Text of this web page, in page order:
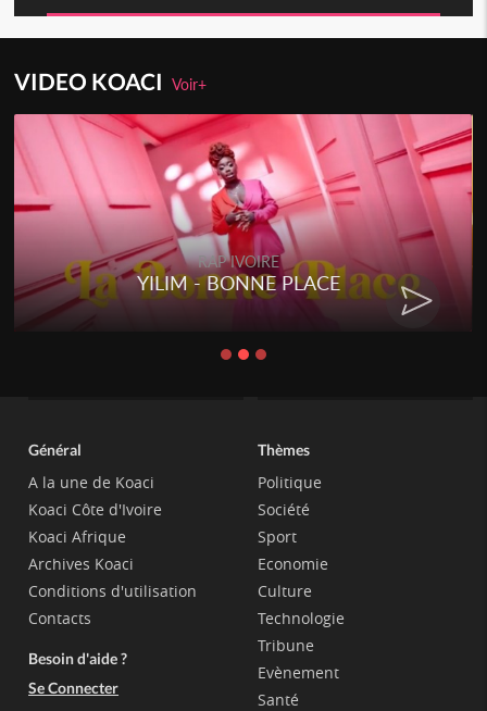
VIDEO KOACIVoir+
RAP IVOIRE
YILIM - BONNE PLACE
Général
A la une de Koaci
Koaci Côte d'Ivoire
Koaci Afrique
Archives Koaci
Conditions d'utilisation
Contacts
Besoin d'aide ?
Se Connecter
Thèmes
Politique
Société
Sport
Economie
Culture
Technologie
Tribune
Evènement
Santé